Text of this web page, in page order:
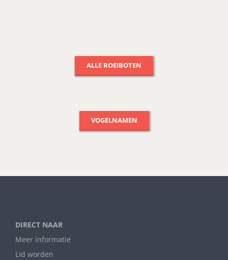
ALLE ROEIBOTEN
VOGELNAMEN
DIRECT NAAR
Meer informatie
Lid worden